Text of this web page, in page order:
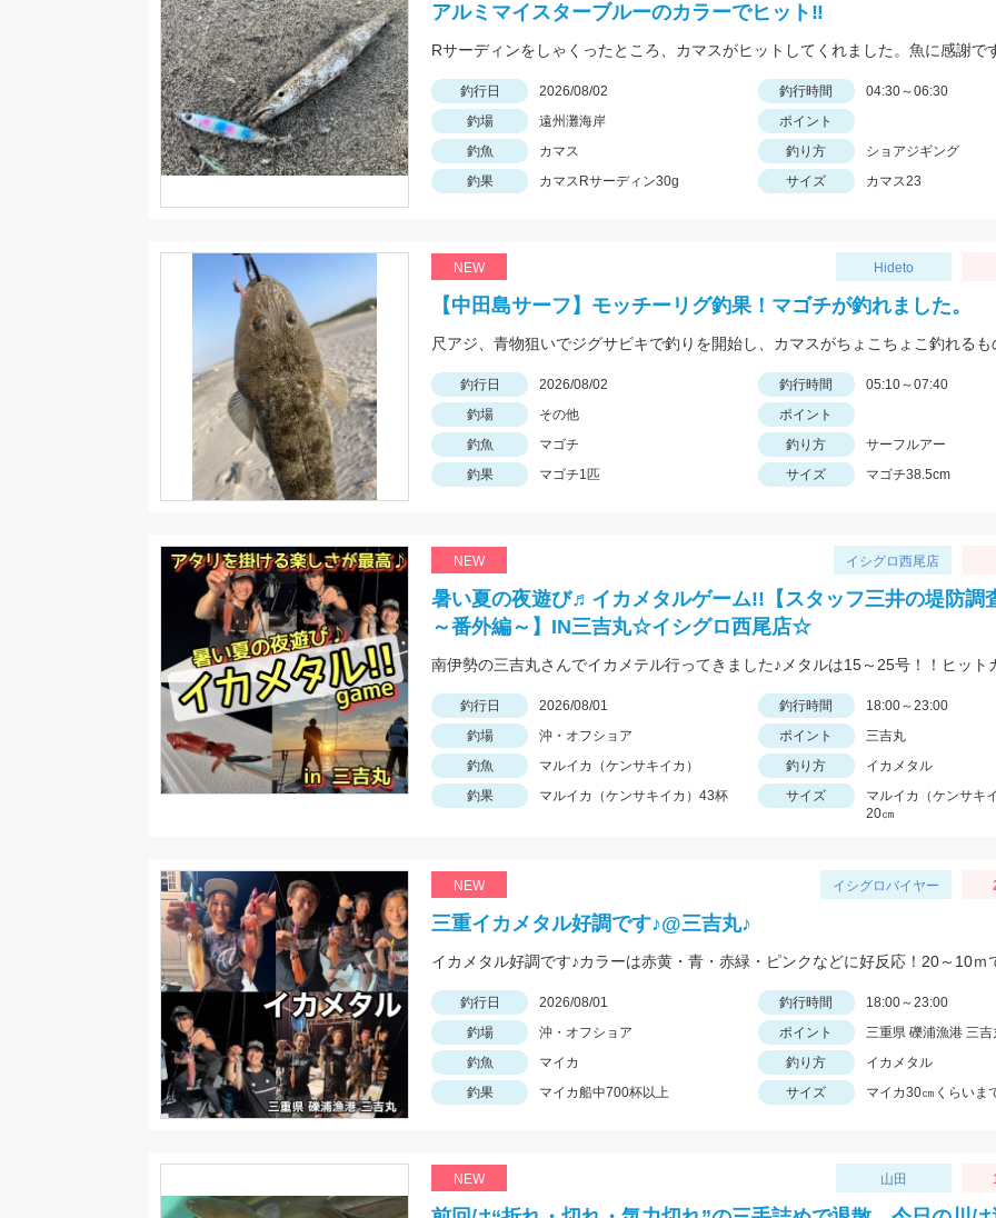
アルミマイスターブルーのカラーでヒット‼️
釣行日 2026/08/02 釣行時間
04:30～06:30
釣場
遠州灘海岸
ポイント
釣魚
カマス 釣り方
ショアジギング
釣果
カマスRサーディン30g サイズ カマス23
NEW Hideto
【中田島サーフ】モッチーリグ釣果！マゴチが釣れました。
釣行日 2026/08/02 釣行時間
05:10～07:40
釣場
その他
ポイント
釣魚
マゴチ 釣り方
サーフルアー
釣果
マゴチ1匹 サイズ マゴチ38.5cm
NEW イシグロ西尾店
暑い夏の夜遊び♬イカメタルゲーム!!【スタッフ三井の堤防調
～番外編～】IN三吉丸☆イシグロ西尾店☆
釣行日 2026/08/01 釣行時間
18:00～23:00
釣場
沖・オフショア ポイント
三吉丸
釣魚
マルイカ（ケンサキイカ） 釣り方
イカメタル
釣果
マルイカ（ケンサキイカ）43杯 サイズ
マルイカ（ケンサキ
20㎝
NEW イシグロバイヤー
三重イカメタル好調です♪@三吉丸♪
釣行日 2026/08/01 釣行時間
18:00～23:00
釣場
沖・オフショア ポイント
三重県 礫浦漁港 三
釣魚
マイカ 釣り方
イカメタル
釣果
マイカ船中700杯以上 サイズ マイカ30㎝くらいま
NEW 山田